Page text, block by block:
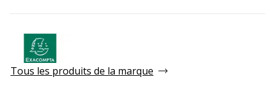
Tous les produits de la marque